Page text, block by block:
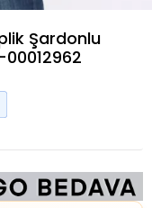
Şardonlu
00012962